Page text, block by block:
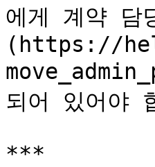
에게 계약 담
(https://
되어 있어야
***